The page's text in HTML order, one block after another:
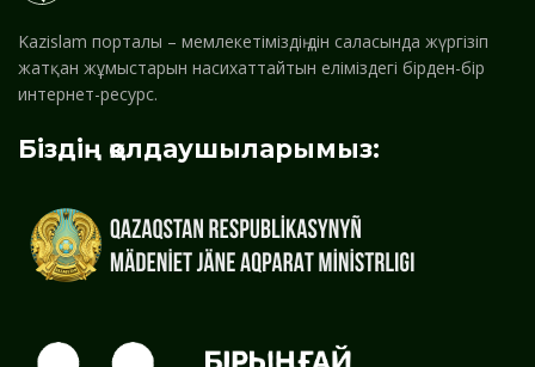
Kazislam порталы – мемлекетіміздің дін саласында жүргізіп
жатқан жұмыстарын насихаттайтын еліміздегі бірден-бір
интернет-ресурс.
Біздің қолдаушыларымыз: